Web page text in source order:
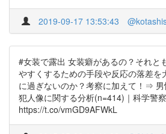
2019-09-17 13:53:43
#女装で露出 女装癖があるの？それと
やすくするための手段や反応の落差を
に過ぎないのか？考察に加えて！⇒ 男
犯人像に関する分析(n=414)｜科学警
https://t.co/vmGD9AFWkL